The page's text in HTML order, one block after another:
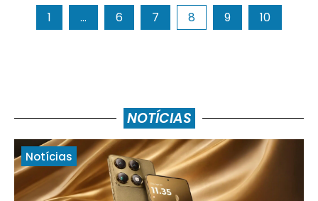
1 … 6 7 8 9 10
NOTÍCIAS
Notícias